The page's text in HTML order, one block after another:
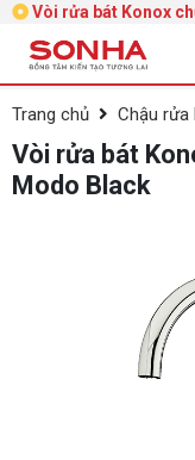
Vòi rửa bát Konox
Trang chủ Chậu rửa
Vòi rửa bát
Modo Black